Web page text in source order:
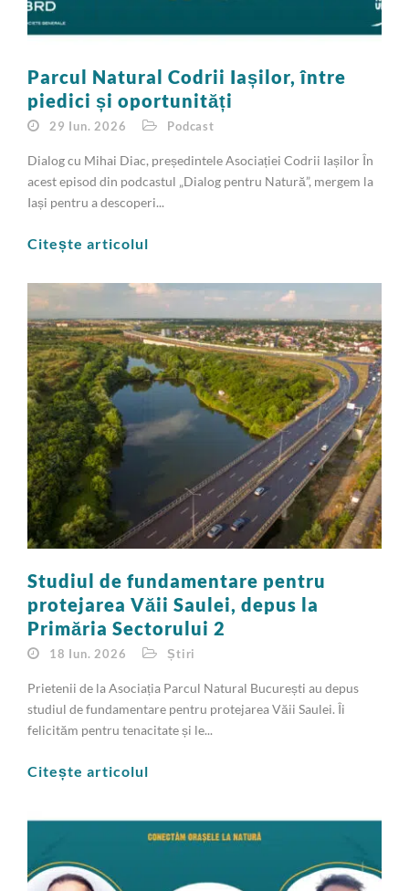
Parcul Natural Codrii Iașilor, între
piedici și oportunități
29 Iun. 2026 Podcast
Dialog cu Mihai Diac, președintele Asociației Codrii Iașilor În
acest episod din podcastul „Dialog pentru Natură”, mergem la
Iași pentru a descoperi...
Citește articolul
Studiul de fundamentare pentru
protejarea Văii Saulei, depus la
Primăria Sectorului 2
18 Iun. 2026 Știri
Prietenii de la Asociația Parcul Natural București au depus
studiul de fundamentare pentru protejarea Văii Saulei. Îi
felicităm pentru tenacitate și le...
Citește articolul